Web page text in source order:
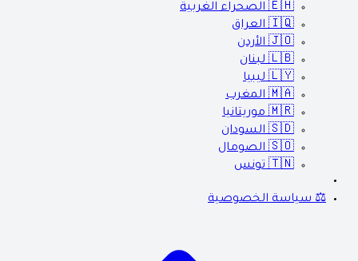
🇪🇭 الصحراء الغربية
🇮🇶 العراق
🇯🇴 الأردن
🇱🇧 لبنان
🇱🇾 ليبيا
🇲🇦 المغرب
🇲🇷 موريتانيا
🇸🇩 السودان
🇸🇴 الصومال
🇹🇳 تونس
⚖️ سياسة الخصوصية